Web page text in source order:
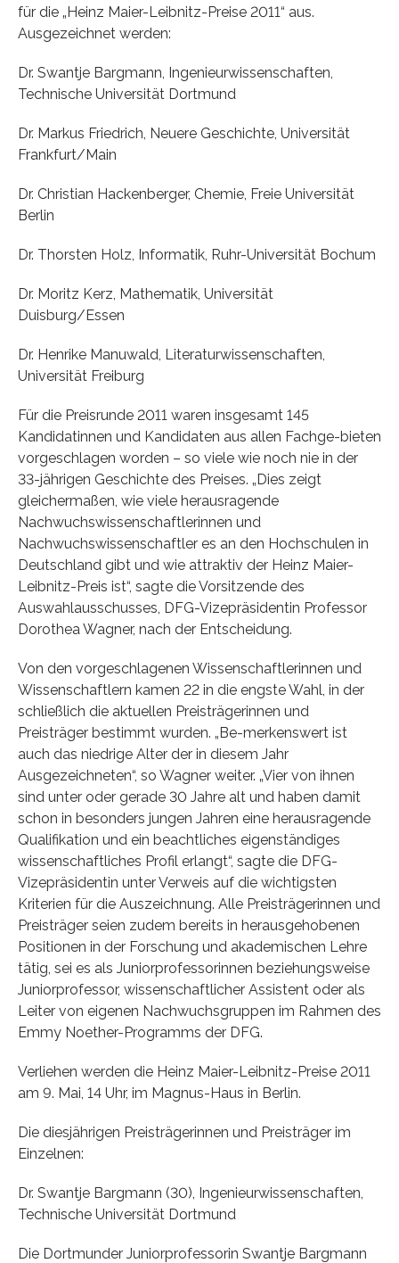
für die „Heinz Maier-Leibnitz-Preise 2011“ aus.
Ausgezeichnet werden:
Dr. Swantje Bargmann, Ingenieurwissenschaften,
Technische Universität Dortmund
Dr. Markus Friedrich, Neuere Geschichte, Universität
Frankfurt/Main
Dr. Christian Hackenberger, Chemie, Freie Universität
Berlin
Dr. Thorsten Holz, Informatik, Ruhr-Universität Bochum
Dr. Moritz Kerz, Mathematik, Universität
Duisburg/Essen
Dr. Henrike Manuwald, Literaturwissenschaften,
Universität Freiburg
Für die Preisrunde 2011 waren insgesamt 145
Kandidatinnen und Kandidaten aus allen Fachge-bieten
vorgeschlagen worden – so viele wie noch nie in der
33-jährigen Geschichte des Preises. „Dies zeigt
gleichermaßen, wie viele herausragende
Nachwuchswissenschaftlerinnen und
Nachwuchswissenschaftler es an den Hochschulen in
Deutschland gibt und wie attraktiv der Heinz Maier-
Leibnitz-Preis ist“, sagte die Vorsitzende des
Auswahlausschusses, DFG-Vizepräsidentin Professor
Dorothea Wagner, nach der Entscheidung.
Von den vorgeschlagenen Wissenschaftlerinnen und
Wissenschaftlern kamen 22 in die engste Wahl, in der
schließlich die aktuellen Preisträgerinnen und
Preisträger bestimmt wurden. „Be-merkenswert ist
auch das niedrige Alter der in diesem Jahr
Ausgezeichneten“, so Wagner weiter. „Vier von ihnen
sind unter oder gerade 30 Jahre alt und haben damit
schon in besonders jungen Jahren eine herausragende
Qualifikation und ein beachtliches eigenständiges
wissenschaftliches Profil erlangt“, sagte die DFG-
Vizepräsidentin unter Verweis auf die wichtigsten
Kriterien für die Auszeichnung. Alle Preisträgerinnen und
Preisträger seien zudem bereits in herausgehobenen
Positionen in der Forschung und akademischen Lehre
tätig, sei es als Juniorprofessorinnen beziehungsweise
Juniorprofessor, wissenschaftlicher Assistent oder als
Leiter von eigenen Nachwuchsgruppen im Rahmen des
Emmy Noether-Programms der DFG.
Verliehen werden die Heinz Maier-Leibnitz-Preise 2011
am 9. Mai, 14 Uhr, im Magnus-Haus in Berlin.
Die diesjährigen Preisträgerinnen und Preisträger im
Einzelnen:
Dr. Swantje Bargmann (30), Ingenieurwissenschaften,
Technische Universität Dortmund
Die Dortmunder Juniorprofessorin Swantje Bargmann